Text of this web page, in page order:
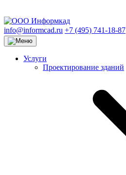
info@informcad.ru +7 (495) 741-18-87
Услуги
Проектирование зданий